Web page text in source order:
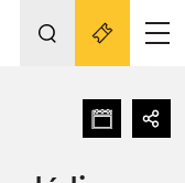
Nos activités